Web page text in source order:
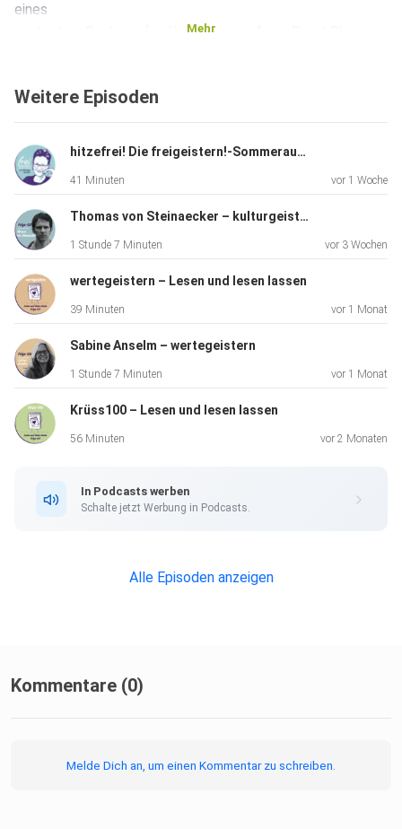
eines
ungleichen Boxkampfs: „Kollektorgang“ von David Blum
von Saša
Mut,
Angst, Wut und darum, anders, „andersig“, eigen – selbst zu
sein.
Das ist eine Kostbarkeit: für Menschen und Geschichten,
für „Lesen
Mehr
Weitere Episoden
hitzefrei! Die freigeistern!-Sommerausgabe
41 Minuten vor 1 Woche
Thomas von Steinaecker – kulturgeistern
1 Stunde 7 Minuten vor 3 Wochen
wertegeistern – Lesen und lesen lassen
39 Minuten vor 1 Monat
Sabine Anselm – wertegeistern
1 Stunde 7 Minuten vor 1 Monat
Krüss100 – Lesen und lesen lassen
56 Minuten vor 2 Monaten
In Podcasts werben
Schalte jetzt Werbung in Podcasts.
Alle Episoden anzeigen
Kommentare (0)
Melde Dich an, um einen Kommentar zu schreiben.